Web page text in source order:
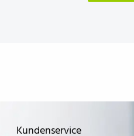
Kundenservice